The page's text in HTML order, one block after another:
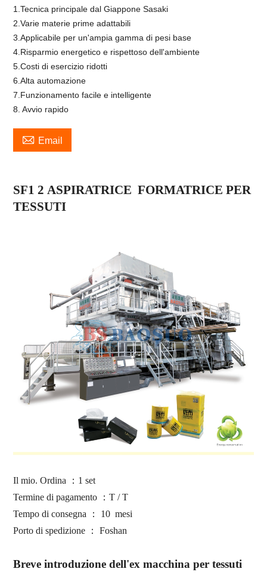
1.Tecnica principale dal Giappone Sasaki
2.Varie materie prime adattabili
3.Applicabile per un'ampia gamma di pesi base
4.Risparmio energetico e rispettoso dell'ambiente
5.Costi di esercizio ridotti
6.Alta automazione
7.Funzionamento facile e intelligente
8. Avvio rapido
 Email
SF12ASPIRATRICE FORMATRICE PER
TESSUTI
Il mio. Ordina ： 1 set
Termine di pagamento
：T / T
Tempo di consegna
： 10 mesi
Porto di spedizione
： Foshan
Breve introduzione dell'ex macchina per tessuti